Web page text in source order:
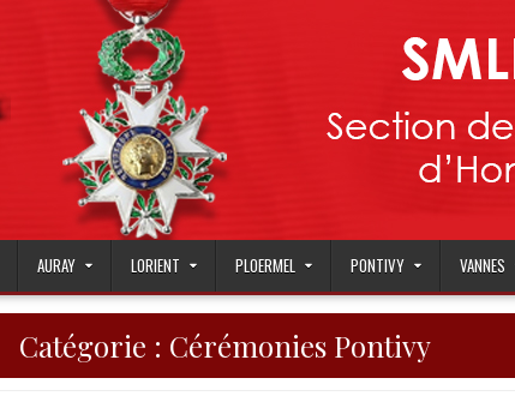
AURAY LORIENT PLOERMEL PONTIVY VANNES
Catégorie : Cérémonies Pontivy